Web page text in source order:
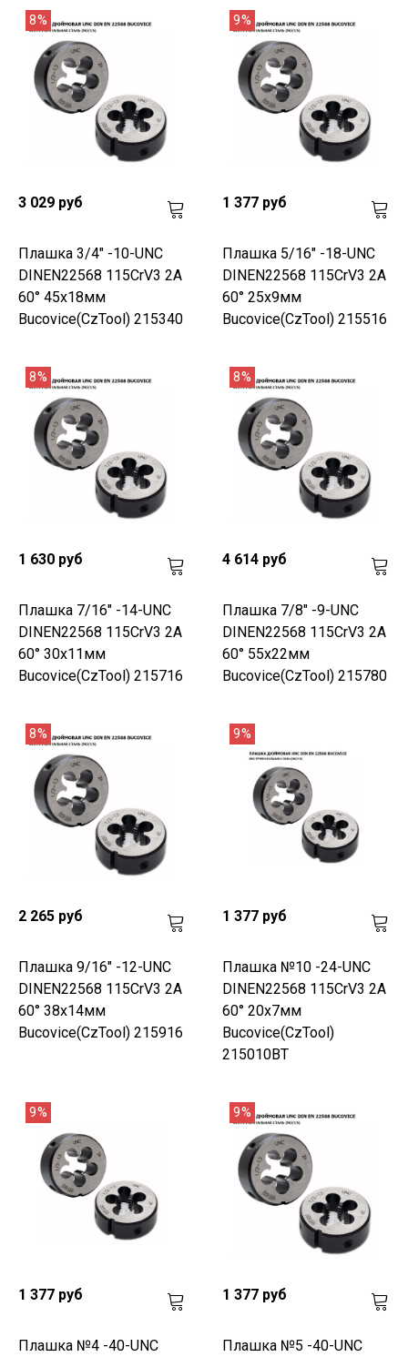
8%
3 029 руб
Плашка 3/4" -10-UNC
DINEN22568 115CrV3 2A
60° 45x18мм
Bucovice(CzTool) 215340
9%
1 377 руб
Плашка 5/16" -18-UNC
DINEN22568 115CrV3 2A
60° 25x9мм
Bucovice(CzTool) 215516
8%
1 630 руб
Плашка 7/16" -14-UNC
DINEN22568 115CrV3 2A
60° 30x11мм
Bucovice(CzTool) 215716
8%
4 614 руб
Плашка 7/8" -9-UNC
DINEN22568 115CrV3 2A
60° 55x22мм
Bucovice(CzTool) 215780
8%
2 265 руб
Плашка 9/16" -12-UNC
DINEN22568 115CrV3 2A
60° 38x14мм
Bucovice(CzTool) 215916
9%
1 377 руб
Плашка №10 -24-UNC
DINEN22568 115CrV3 2A
60° 20x7мм
Bucovice(CzTool)
215010BT
9%
1 377 руб
Плашка №4 -40-UNC
9%
1 377 руб
Плашка №5 -40-UNC